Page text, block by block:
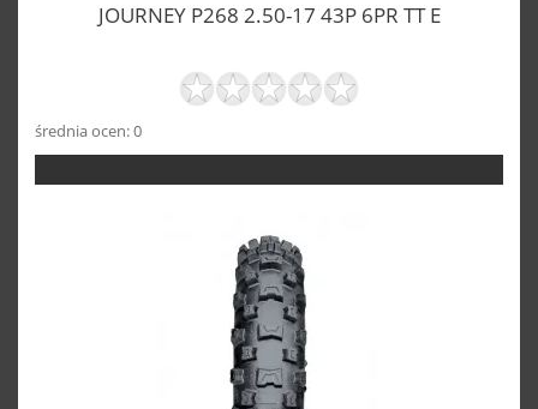
JOURNEY P268 2.50-17 43P 6PR TT E
średnia ocen: 0